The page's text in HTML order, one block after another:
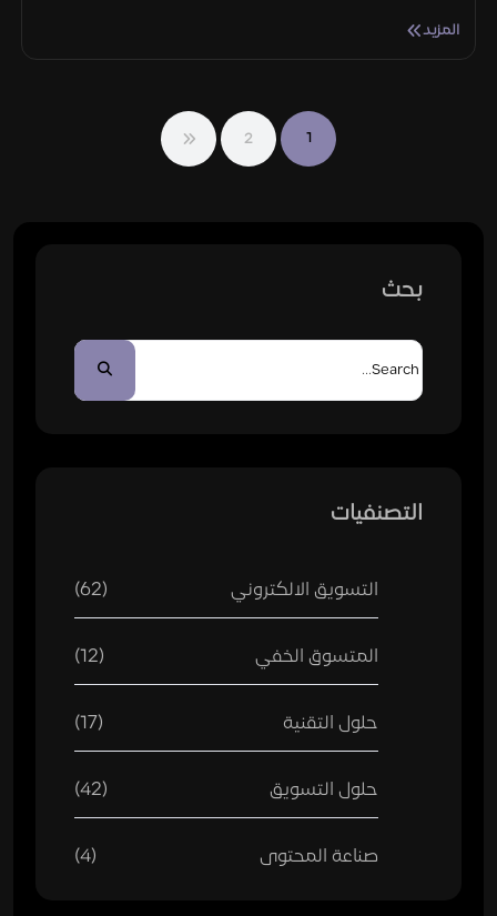
المزيد
1
2
بحث
التصنفيات
التسويق الالكتروني (62)
المتسوق الخفي (12)
حلول التقنية (17)
حلول التسويق (42)
صناعة المحتوى (4)